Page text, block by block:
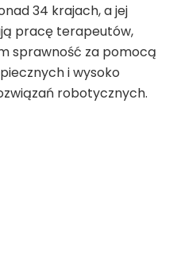
34 krajach, a jej
pracę terapeutów,
sprawność za pomocą
i wysoko
robotycznych.